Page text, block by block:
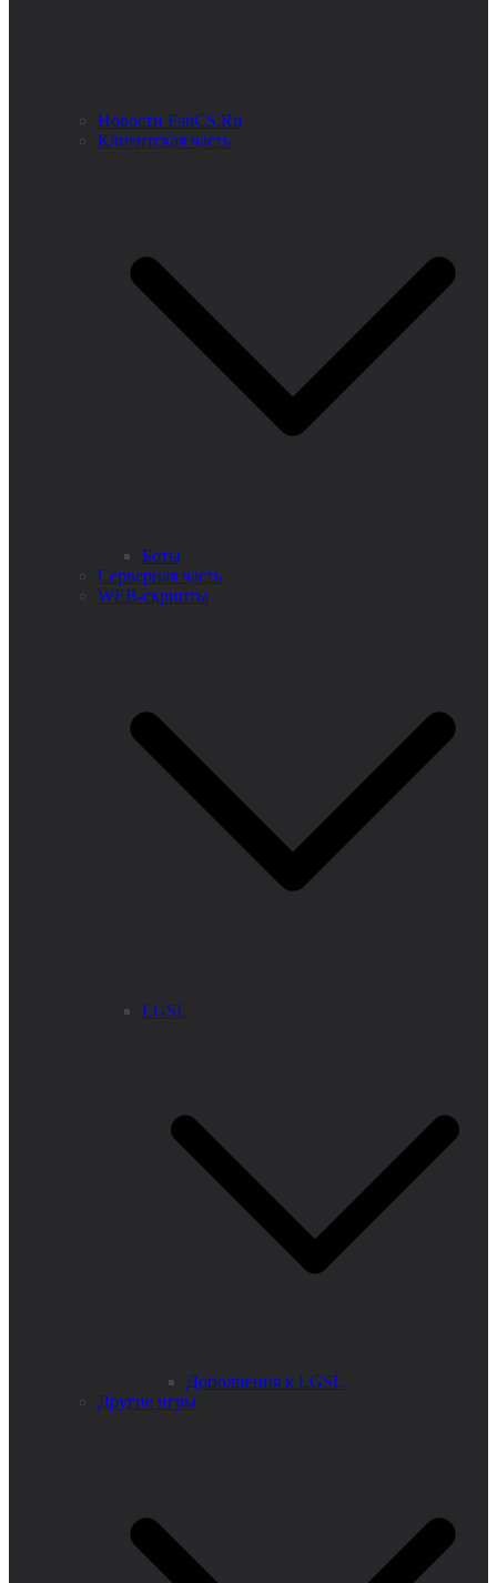
Новости FanCS.Ru
Клиентская часть
Боты
Серверная часть
WEB-скрипты
LGSL
Дополнения к LGSL
Другие игры